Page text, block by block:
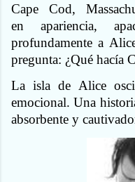
Cape Cod,
en apariencia,
profundamente a
pregunta: ¿Qué hacía
La isla de Alice
emocional. Una
absorbente y